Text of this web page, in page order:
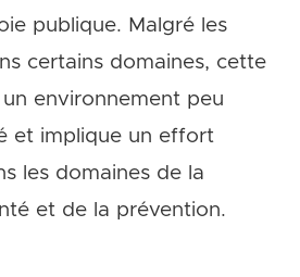
publique. Malgré les
certains domaines, cette
environnement peu
et implique un effort
les domaines de la
et de la prévention.